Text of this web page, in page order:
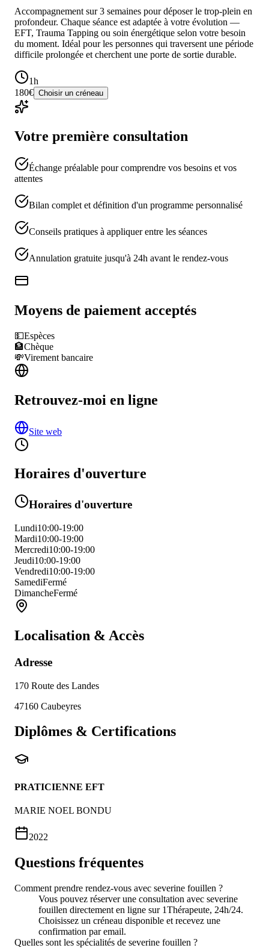
Accompagnement sur 3 semaines pour déposer le trop-plein en
profondeur. Chaque séance est adaptée à votre évolution —
EFT, Trauma Tapping ou soin énergétique selon votre besoin
du moment. Idéal pour les personnes qui traversent une période
difficile prolongée et cherchent une porte de sortie durable.
1h
180€ Choisir un créneau
Votre première consultation
Échange préalable pour comprendre vos besoins et vos
attentes
Bilan complet et définition d'un programme personnalisé
Conseils pratiques à appliquer entre les séances
Annulation gratuite jusqu'à 24h avant le rendez-vous
Moyens de paiement acceptés
💵Espèces
🏦Chèque
💸Virement bancaire
Retrouvez-moi en ligne
Site web
Horaires d'ouverture
Horaires d'ouverture
Lundi10:00-19:00
Mardi10:00-19:00
Mercredi10:00-19:00
Jeudi10:00-19:00
Vendredi10:00-19:00
SamediFermé
DimancheFermé
Localisation & Accès
Adresse
170 Route des Landes
47160 Caubeyres
Diplômes & Certifications
PRATICIENNE EFT
MARIE NOEL BONDU
2022
Questions fréquentes
Comment prendre rendez-vous avec severine fouillen ?
Vous pouvez réserver une consultation avec severine
fouillen directement en ligne sur 1Thérapeute, 24h/24.
Choisissez un créneau disponible et recevez une
confirmation par email.
Quelles sont les spécialités de severine fouillen ?